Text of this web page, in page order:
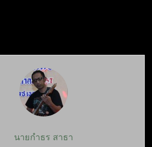
นายกำธร สาธา